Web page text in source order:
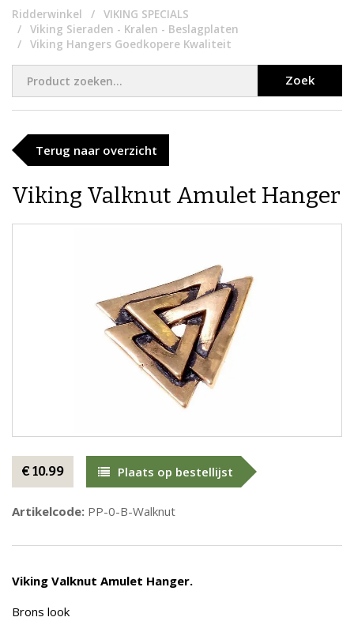
Ridderwinkel
VIKING SPECIALS
Viking Sieraden - Kralen - Beslagplaten
Viking Hangers Goedkopere Kwaliteit
Zoek
Terug naar overzicht
Viking ​Valknut Amulet Hanger
€ 10.99 Plaats op bestellijst
Artikelcode: PP-0-B-Walknut
Viking Valknut Amulet Hanger.
Brons look